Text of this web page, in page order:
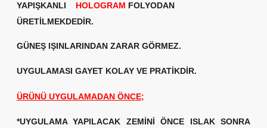
YAPIŞKANLI
HOLOGRAM FOLYODAN
ÜRETİLMEKDEDİR.
GÜNEŞ IŞINLARINDAN ZARAR GÖRMEZ.
UYGULAMASI GAYET KOLAY VE PRATİKDİR.
ÜRÜNÜ UYGULAMADAN ÖNCE;
*UYGULAMA YAPILACAK ZEMİNİ ÖNCE ISLAK SONRA